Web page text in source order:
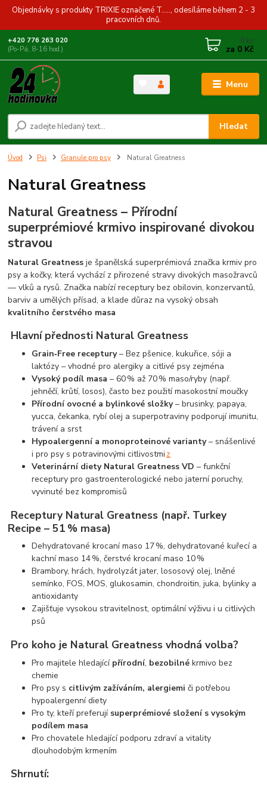
Objednávky s produkty TRIXIE označené T....., odesíláme během 2 - 3
pracovních dnů.
Menu
Hledat
+420 776 263 020
(Po-Pá, 8-16 hod.)
0 ks
za 0 Kč
Úvod Psi Granule pro psy Natural Greatness
Natural Greatness
Natural Greatness – Přírodní
superprémiové krmivo inspirované divokou
stravou
Natural Greatness je španělská superprémiová značka krmiv pro
psy a kočky, která vychází z přirozené stravy divokých masožravců
— vlků a rysů. Značka nabízí receptury bez obilovin, konzervantů,
barviv a umělých přísad, a klade důraz na vysoký obsah
kvalitního čerstvého masa
Hlavní přednosti Natural Greatness
Grain‑Free receptury– Bez pšenice, kukuřice, sóji a
laktózy – vhodné pro alergiky a citlivé psy zejména
Vysoký podíl masa – 60 % až 70 % maso/ryby (např.
jehněčí, krůtí, losos), často bez použití masokostní moučky
Přírodní ovocné a bylinkové složky– brusinky, papaya,
yucca, čekanka, rybí olej a superpotraviny podporují imunitu,
trávení a srst
Hypoalergenní a monoproteinové varianty– snášenlivé
i pro psy s potravinovými citlivostmi z
Veterinární diety Natural Greatness VD – funkční
receptury pro gastroenterologické nebo jaterní poruchy,
vyvinuté bez kompromisů
Receptury Natural Greatness (např. Turkey
Recipe – 51 % masa)
Dehydratované krocaní maso 17 %, dehydratované kuřecí a
kachní maso 14 %, čerstvé krocaní maso 10 %
Brambory, hrách, hydrolyzát jater, lososový olej, lněné
semínko, FOS, MOS, glukosamin, chondroitin, juka, bylinky a
antioxidanty
Zajišťuje vysokou stravitelnost, optimální výživu i u citlivých
psů
Pro koho je Natural Greatness vhodná volba?
Pro majitele hledající přírodní, bezobilné krmivo bez
chemie
Pro psy s citlivým zažíváním, alergiemi či potřebou
hypoalergenní diety
Pro ty, kteří preferují superprémiové složení s vysokým
podílem masa
Pro chovatele hledající podporu zdraví a vitality
dlouhodobým krmením
Shrnutí: